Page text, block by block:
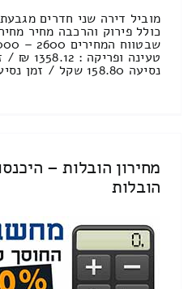
מוביל דירה שני חדרים
נסיעה 158.80 שקל / זמן נסיעה בין ערים 15 דקות [...]
מחירון הובלות –
הובלות